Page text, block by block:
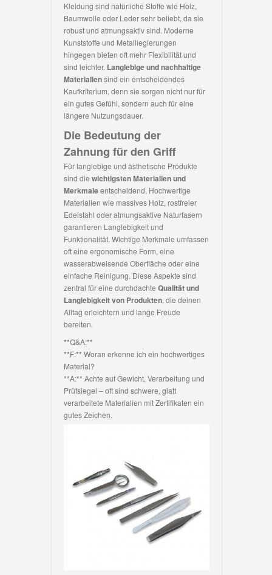
Kleidung sind natürliche Stoffe wie Holz,
Baumwolle oder Leder sehr beliebt, da sie
robust und atmungsaktiv sind. Moderne
Kunststoffe und Metalllegierungen
hingegen bieten oft mehr Flexibilität und
sind leichter. Langlebige und nachhaltige
Materialiensind ein entscheidendes
Kaufkriterium, denn sie sorgen nicht nur für
ein gutes Gefühl, sondern auch für eine
längere Nutzungsdauer.
Die Bedeutung der
Zahnung für den Griff
Für langlebige und ästhetische Produkte
sind die wichtigsten Materialien und
Merkmaleentscheidend. Hochwertige
Materialien wie massives Holz, rostfreier
Edelstahl oder atmungsaktive Naturfasern
garantieren Langlebigkeit und
Funktionalität. Wichtige Merkmale umfassen
oft eine ergonomische Form, eine
wasserabweisende Oberfläche oder eine
einfache Reinigung. Diese Aspekte sind
zentral für eine durchdachte Qualität und
Langlebigkeit von Produkten, die deinen
Alltag erleichtern und lange Freude
bereiten.
**Q&A:**
**F:** Woran erkenne ich ein hochwertiges
Material?
**A:** Achte auf Gewicht, Verarbeitung und
Prüfsiegel – oft sind schwere, glatt
verarbeitete Materialien mit Zertifikaten ein
gutes Zeichen.